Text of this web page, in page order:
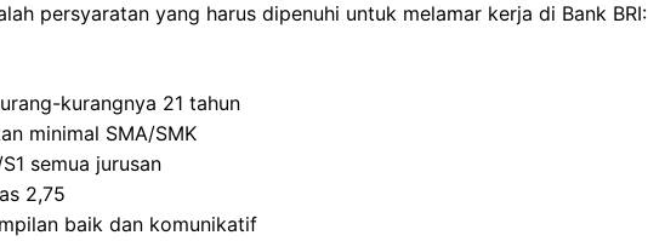
persyaratan yang harus dipenuhi untuk melamar kerja di Bank BRI:
kurangnya 21 tahun
minimal SMA/SMK
semua jurusan
2,75
baik dan komunikatif